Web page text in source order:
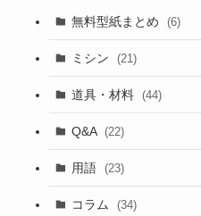
無料型紙まとめ (6)
ミシン (21)
(11)
道具・材料 (44)
(18)
(4)
(17)
Q&A (22)
(5)
用語 (23)
(1)
コラム (34)